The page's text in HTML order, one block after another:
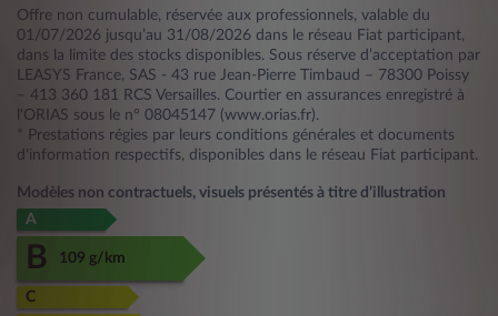
Offre non cumulable, réservée aux professionnels, valable du
01/07/2026 jusqu’au 31/08/2026 dans le réseau Fiat participant,
dans la limite des stocks disponibles. Sous réserve d’acceptation par
LEASYS France, SAS - 43 rue Jean-Pierre Timbaud – 78300 Poissy
– 413 360 181 RCS Versailles. Courtier en assurances enregistré à
l'ORIAS sous le n° 08045147 (www.orias.fr).
* Prestations régies par leurs conditions générales et documents
d'information respectifs, disponibles dans le réseau Fiat participant.
Modèles non contractuels, visuels présentés à titre d’illustration
A
B 109 g/km
C